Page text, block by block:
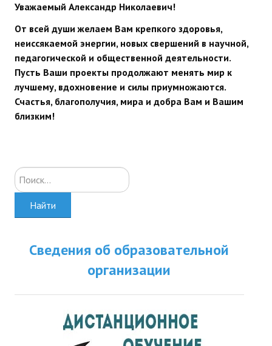
Уважаемый Александр Николаевич!
От всей души желаем Вам крепкого здоровья,
неиссякаемой энергии, новых свершений в научной,
педагогической и общественной деятельности.
Пусть Ваши проекты продолжают менять мир к
лучшему, вдохновение и силы приумножаются.
Счастья, благополучия, мира и добра Вам и Вашим
близким!
Искать...
Найти
Сведения об образовательной
организации